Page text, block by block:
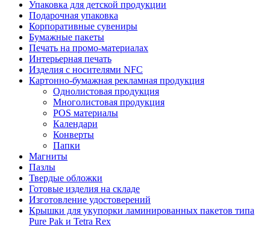
Упаковка для детской продукции
Подарочная упаковка
Корпоративные сувениры
Бумажные пакеты
Печать на промо-материалах
Интерьерная печать
Изделия с носителями NFC
Картонно-бумажная рекламная продукция
Однолистовая продукция
Многолистовая продукция
POS материалы
Календари
Конверты
Папки
Магниты
Пазлы
Твердые обложки
Готовые изделия на складе
Изготовление удостоверений
Крышки для укупорки ламинированных пакетов типа
Pure Pak и Tetra Rex